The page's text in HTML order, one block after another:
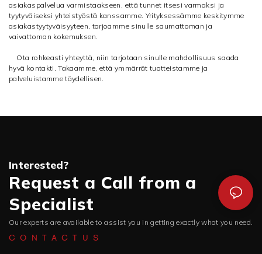
asiakaspalvelua varmistaakseen, että tunnet itsesi varmaksi ja
tyytyväiseksi yhteistyöstä kanssamme. Yrityksessämme keskitymme
asiakastyytyväisyyteen, tarjoamme sinulle saumattoman ja
vaivattoman kokemuksen.
Ota rohkeasti yhteyttä, niin tarjotaan sinulle mahdollisuus saada
hyvä kontakti. Takaamme, että ymmärrät tuotteistamme ja
palveluistamme täydellisen.
Interested?
Request a Call from a
Specialist
Our experts are available to assist you in getting exactly what you need.
CONTACTUS